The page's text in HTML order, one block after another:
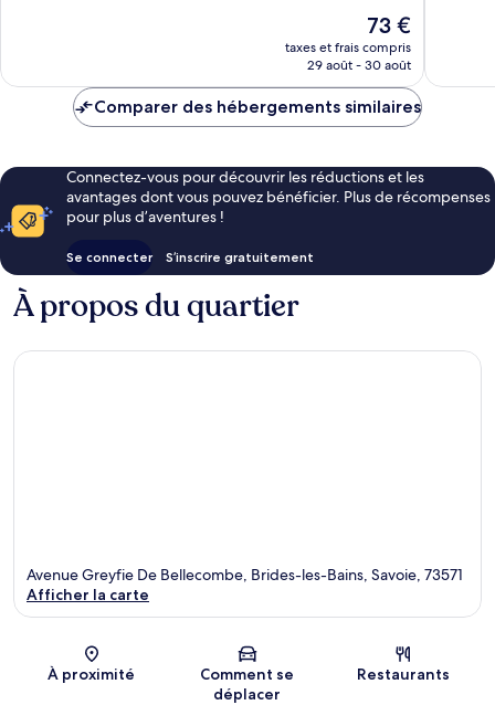
Le
nouveau
prix
de
73 €
taxes et frais compris
29 août - 30 août
Comparer des hébergements similaires
Connectez-vous pour découvrir les réductions et les
avantages dont vous pouvez bénéficier. Plus de récompenses
pour plus d’aventures !
Se connecter S’inscrire gratuitement
À propos du quartier
Carte
Avenue Greyfie De Bellecombe, Brides-les-Bains, Savoie, 73571
Afficher la carte
À proximité
Comment se
déplacer
Restaurants